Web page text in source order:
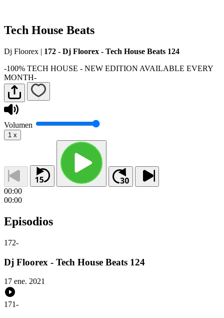
Tech House Beats
Dj Floorex | 172 - Dj Floorex - Tech House Beats 124
-100% TECH HOUSE - NEW EDITION AVAILABLE EVERY
MONTH-
Volumen
1 x
00:00
00:00
Episodios
172-
Dj Floorex - Tech House Beats 124
17 ene. 2021
171-